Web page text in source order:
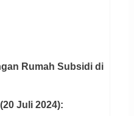
Rumah Subsidi di
Juli 2024):